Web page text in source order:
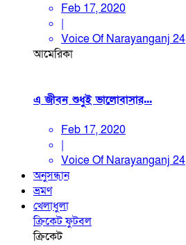
Feb 17, 2020
|
Voice Of Narayanganj 24
আমেরিকা
এ জীবন শুধুই ভালোবাসার...
Feb 17, 2020
|
Voice Of Narayanganj 24
অনুসন্ধান
ভ্রমণ
খেলাধুলা
ক্রিকেটফুটবল
ক্রিকেট